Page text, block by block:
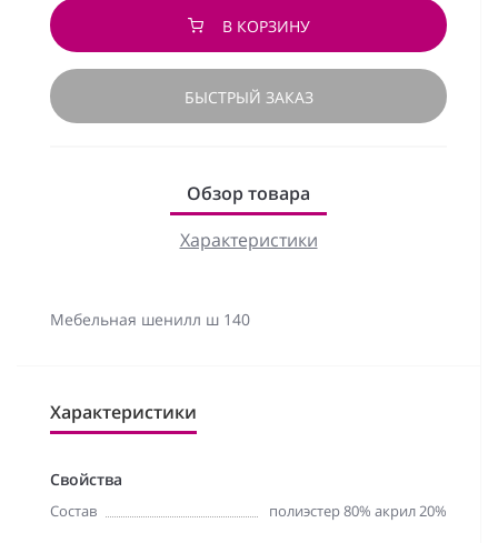
В КОРЗИНУ
БЫСТРЫЙ ЗАКАЗ
Обзор товара
Характеристики
Мебельная шенилл ш 140
Характеристики
Свойства
Состав полиэстер 80% акрил 20%